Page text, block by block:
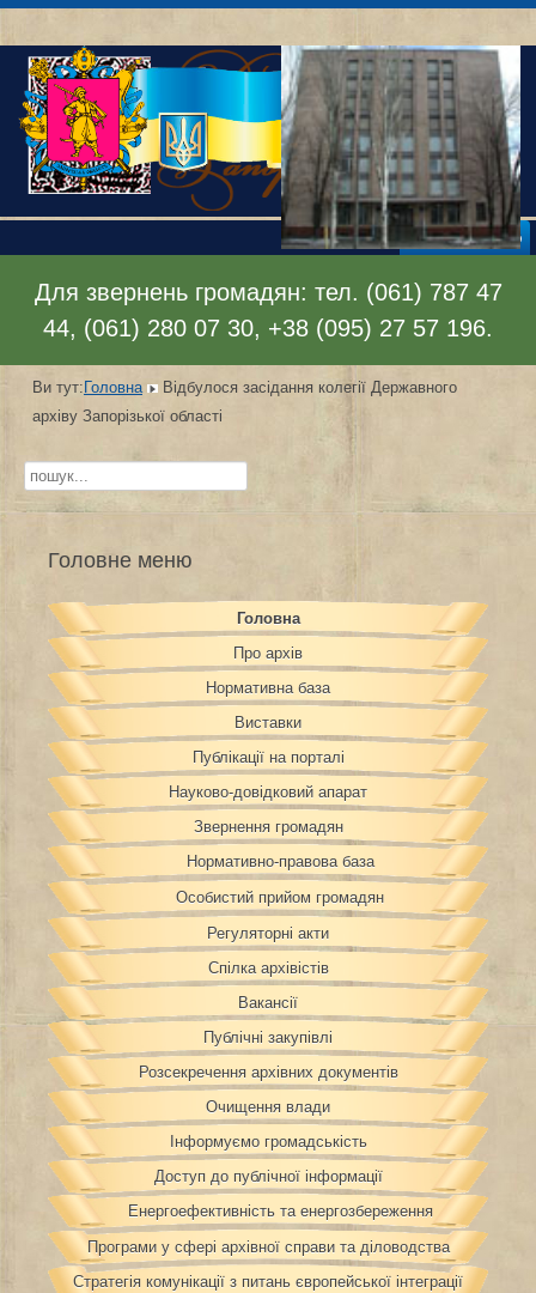
Відкрити меню
Для звернень громадян: тел. (061) 787 47
44, (061) 280 07 30, +38 (095) 27 57 196.
Ви тут:Головна
Відбулося засідання колегії Державного
архіву Запорізької області
Пошук...
Головне меню
Головна
Про архів
Нормативна база
Виставки
Публікації на порталі
Науково-довідковий апарат
Звернення громадян
Нормативно-правова база
Особистий прийом громадян
Регуляторні акти
Спілка архівістів
Вакансії
Публічні закупівлі
Розсекречення архівних документів
Очищення влади
Інформуємо громадськість
Доступ до публічної інформації
Енергоефективність та енергозбереження
Програми у сфері архівної справи та діловодства
Стратегія комунікації з питань європейської інтеграції